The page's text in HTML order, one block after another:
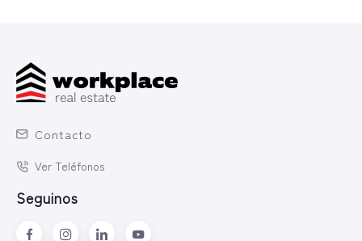
Contacto
Ver Teléfonos
Seguinos